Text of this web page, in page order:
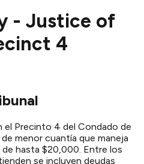
- Justice of
4
el Precinto 4 del Condado de
menor cuantía que maneja
hasta $20,000. Entre los
se incluyen deudas